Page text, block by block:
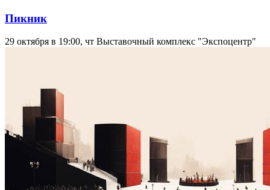
Пикник
29 октября в 19:00, чт Выставочный комплекс "Экспоцентр"